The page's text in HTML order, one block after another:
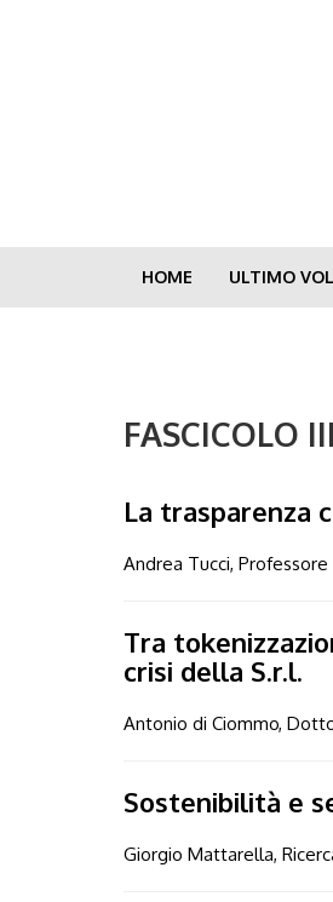
HOME ULTIMO
FASCICOLO
La trasparenza
Andrea Tucci,
Tra
crisi della S.r.l.
Antonio di Ciommo,
Sostenibilità e
Giorgio Mattarella,